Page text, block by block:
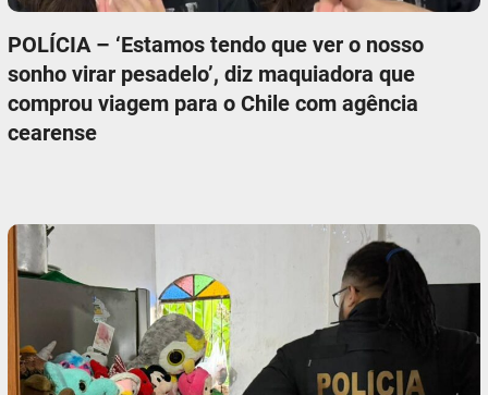
POLÍCIA – ‘Estamos tendo que ver o nosso
sonho virar pesadelo’, diz maquiadora que
comprou viagem para o Chile com agência
cearense